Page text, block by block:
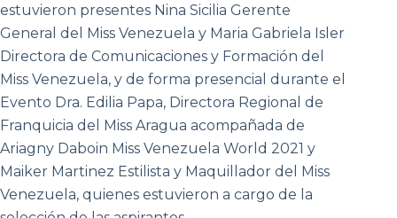
estuvieron presentes Nina Sicilia Gerente
General del Miss Venezuela y Maria Gabriela Isler
Directora de Comunicaciones y Formación del
Miss Venezuela, y de forma presencial durante el
Evento Dra. Edilia Papa, Directora Regional de
Franquicia del Miss Aragua acompañada de
Ariagny Daboin Miss Venezuela World 2021 y
Maiker Martinez Estilista y Maquillador del Miss
Venezuela, quienes estuvieron a cargo de la